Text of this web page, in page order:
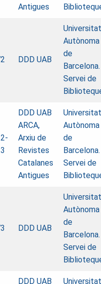
Antigues
DDD UAB
Universitat
Autònoma
de
Barcelona.
Servei de
DDD UAB
ARCA,
Arxiu de
Revistes
Catalanes
Antigues
Universitat
Autònoma
de
Barcelona.
Servei de
DDD UAB
Universitat
Autònoma
de
Barcelona.
Servei de
DDD UAB Universitat